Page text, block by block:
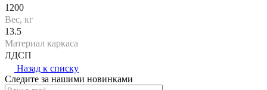
1200
Вес, кг
13.5
Материал каркаса
ЛДСП
Назад к списку
Следите за нашими новинками